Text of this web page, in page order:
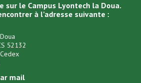
sur le Campus Lyontech la Doua.
à l’adresse suivante :
52132
mail